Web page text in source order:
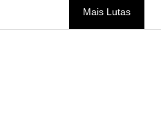
Mais Lutas